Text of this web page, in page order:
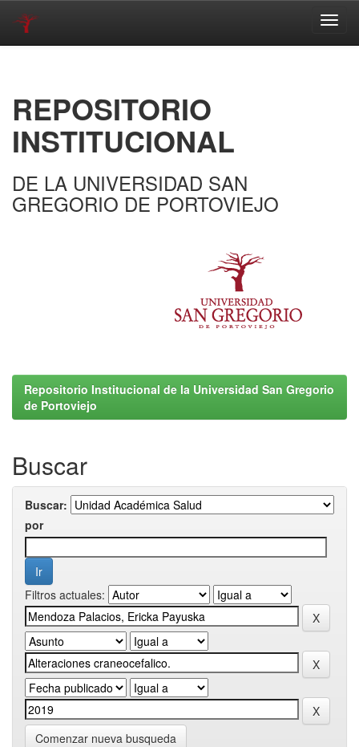
REPOSITORIO
INSTITUCIONAL
DE LA UNIVERSIDAD SAN
GREGORIO DE PORTOVIEJO
Repositorio Institucional de la Universidad San Gregorio
de Portoviejo
Buscar
Buscar:
por
Filtros actuales:
Comenzar nueva busqueda